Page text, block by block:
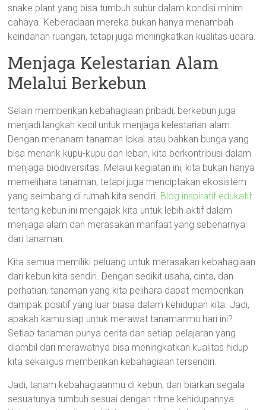
snake plant yang bisa tumbuh subur dalam kondisi minim
cahaya. Keberadaan mereka bukan hanya menambah
keindahan ruangan, tetapi juga meningkatkan kualitas udara.
Menjaga Kelestarian Alam
Melalui Berkebun
Selain memberikan kebahagiaan pribadi, berkebun juga
menjadi langkah kecil untuk menjaga kelestarian alam.
Dengan menanam tanaman lokal atau bahkan bunga yang
bisa menarik kupu-kupu dan lebah, kita berkontribusi dalam
menjaga biodiversitas. Melalui kegiatan ini, kita bukan hanya
memelihara tanaman, tetapi juga menciptakan ekosistem
yang seimbang di rumah kita sendiri. Blog inspiratif edukatif
tentang kebun ini mengajak kita untuk lebih aktif dalam
menjaga alam dan merasakan manfaat yang sebenarnya
dari tanaman.
Kita semua memiliki peluang untuk merasakan kebahagiaan
dari kebun kita sendiri. Dengan sedikit usaha, cinta, dan
perhatian, tanaman yang kita pelihara dapat memberikan
dampak positif yang luar biasa dalam kehidupan kita. Jadi,
apakah kamu siap untuk merawat tanamanmu hari ini?
Setiap tanaman punya cerita dan setiap pelajaran yang
diambil dari merawatnya bisa meningkatkan kualitas hidup
kita sekaligus memberikan kebahagiaan tersendiri.
Jadi, tanam kebahagiaanmu di kebun, dan biarkan segala
sesuatunya tumbuh sesuai dengan ritme kehidupannya.